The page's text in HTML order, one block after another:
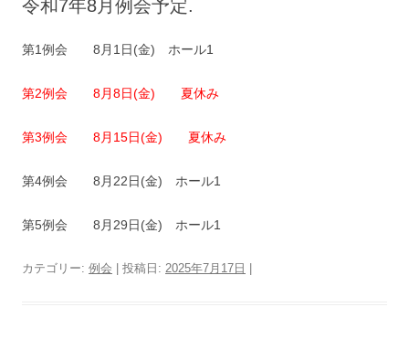
令和7年8月例会予定.
第1例会 8月1日(金) ホール1
第2例会 8月8日(金) 夏休み
第3例会 8月15日(金) 夏休み
第4例会 8月22日(金) ホール1
第5例会 8月29日(金) ホール1
カテゴリー: 例会 | 投稿日: 2025年7月17日